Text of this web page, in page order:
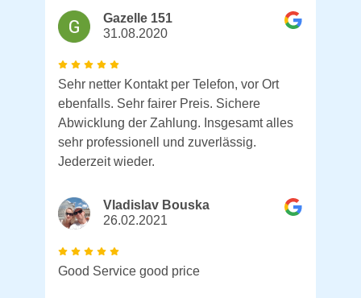
Gazelle 151
31.08.2020
Sehr netter Kontakt per Telefon, vor Ort
ebenfalls. Sehr fairer Preis. Sichere
Abwicklung der Zahlung. Insgesamt alles
sehr professionell und zuverlässig.
Jederzeit wieder.
Vladislav Bouska
26.02.2021
Good Service good price